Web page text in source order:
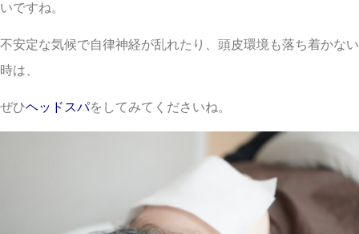
いですね。
不安定な気候で自律神経が乱れたり、頭皮環境も落ち着かない
時は、
ぜひヘッドスパをしてみてくださいね。